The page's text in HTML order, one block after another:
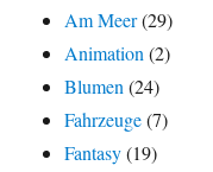
Am Meer(29)
Animation(2)
Blumen(24)
Fahrzeuge(7)
Fantasy(19)